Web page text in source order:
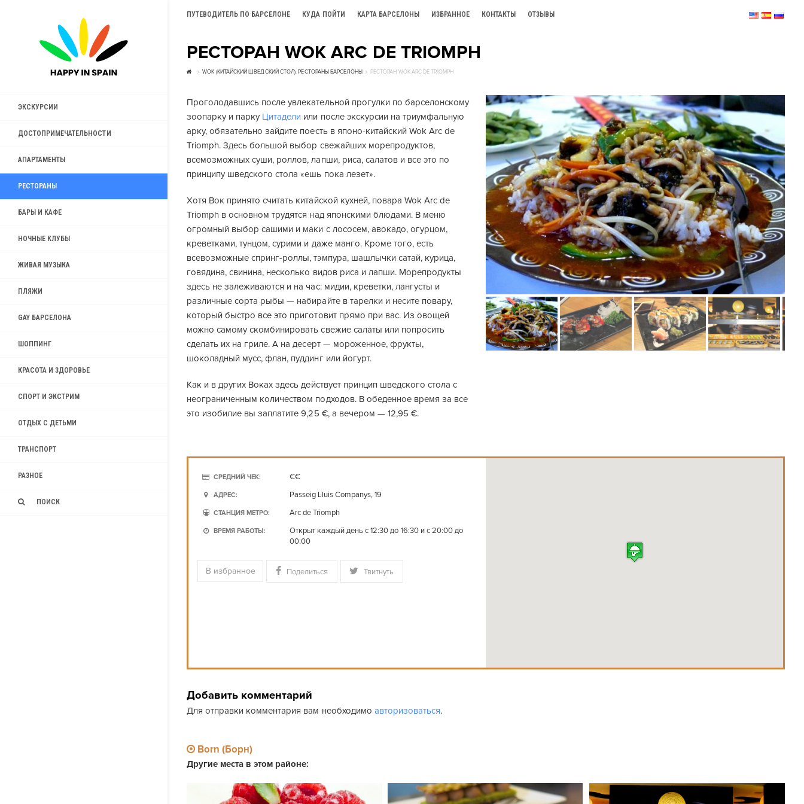
ПУТЕВОДИТЕЛЬ ПО БАРСЕЛОНЕ КУДА ПОЙТИ КАРТА БАРСЕЛОНЫ ИЗБРАННОЕ КОНТАКТЫ ОТЗЫВЫ
ЭКСКУРСИИ
ДОСТОПРИМЕЧАТЕЛЬНОСТИ
АПАРТАМЕНТЫ
РЕСТОРАНЫ
БАРЫ И КАФЕ
НОЧНЫЕ КЛУБЫ
ЖИВАЯ МУЗЫКА
ПЛЯЖИ
GAY БАРСЕЛОНА
ШОППИНГ
КРАСОТА И ЗДОРОВЬЕ
СПОРТ И ЭКСТРИМ
ОТДЫХ С ДЕТЬМИ
ТРАНСПОРТ
РАЗНОЕ
ПОИСК
РЕСТОРАН WOK ARC DE TRIOMPH
WOK (КИТАЙСКИЙ ШВЕДСКИЙ СТОЛ), РЕСТОРАНЫ БАРСЕЛОНЫ РЕСТОРАН WOK ARC DE TRIOMPH
Проголодавшись после увлекательной прогулки по барселонскому
зоопарку и парку Цитадели или после экскурсии на триумфальную
арку, обязательно зайдите поесть в японо-китайский Wok Arc de
Triomph. Здесь большой выбор свежайших морепродуктов,
всемозможных суши, роллов, лапши, риса, салатов и все это по
принципу шведского стола «ешь пока лезет».
Хотя Вок принято считать китайской кухней, повара Wok Arc de
Triomph в основном трудятся над японскими блюдами. В меню
огромный выбор сашими и маки с лососем, авокадо, огурцом,
креветками, тунцом, сурими и даже манго. Кроме того, есть
всевозможные спринг-роллы, тэмпура, шашлычки сатай, курица,
говядина, свинина, несколько видов риса и лапши. Морепродукты
здесь не залеживаются и на час: мидии, креветки, лангусты и
различные сорта рыбы — набирайте в тарелки и несите повару,
который быстро все это приготовит прямо при вас. Из овощей
можно самому скомбинировать свежие салаты или попросить
сделать их на гриле. А на десерт — мороженное, фрукты,
шоколадный мусс, флан, пуддинг или йогурт.
Как и в других Воках здесь действует принцип шведского стола с
неограниченным количеством подходов. В обеденное время за все
это изобилие вы заплатите 9,25 €, а вечером — 12,95 €.
СРЕДНИЙ ЧЕК: €€
АДРЕС: Passeig Lluis Companys, 19
СТАНЦИЯ МЕТРО: Arс de Triomph
ВРЕМЯ РАБОТЫ:
Открыт каждый день с 12:30 до 16:30 и с 20:00 до
00:00
В избранное Поделиться Твитнуть
Добавить комментарий
Для отправки комментария вам необходимо авторизоваться.
Born (Борн)
Другие места в этом районе: